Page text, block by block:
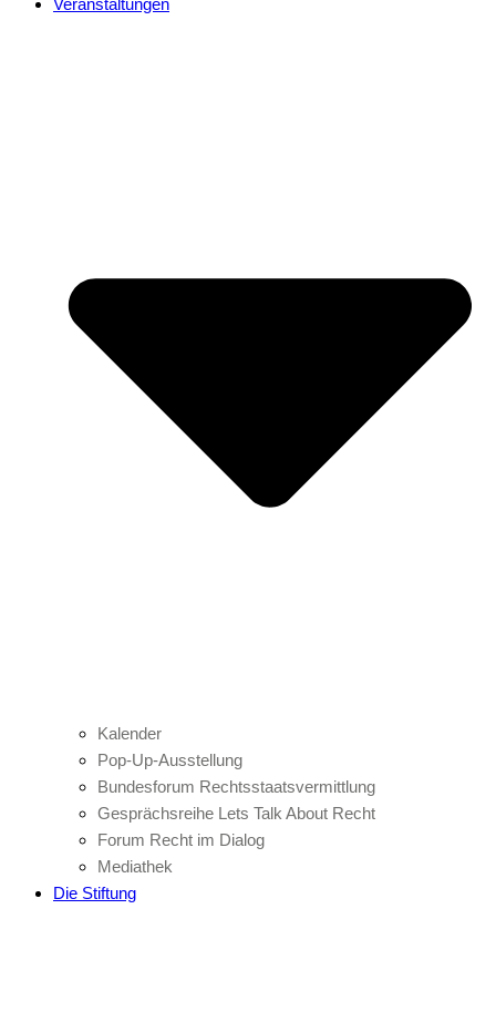
Veranstaltungen
Kalender
Pop-Up-Ausstellung
Bundesforum Rechtsstaatsvermittlung
Gesprächsreihe Lets Talk About Recht
Forum Recht im Dialog
Mediathek
Die Stiftung